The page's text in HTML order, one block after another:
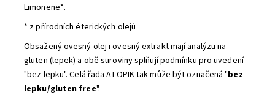
Limonene*.
* z přírodních éterických olejů
Obsažený ovesný olej i ovesný extrakt mají analýzu na
gluten (lepek) a obě suroviny splňují podmínku pro uvedení
"bez lepku". Celá řada ATOPIK tak může být označená "bez
lepku/gluten free".